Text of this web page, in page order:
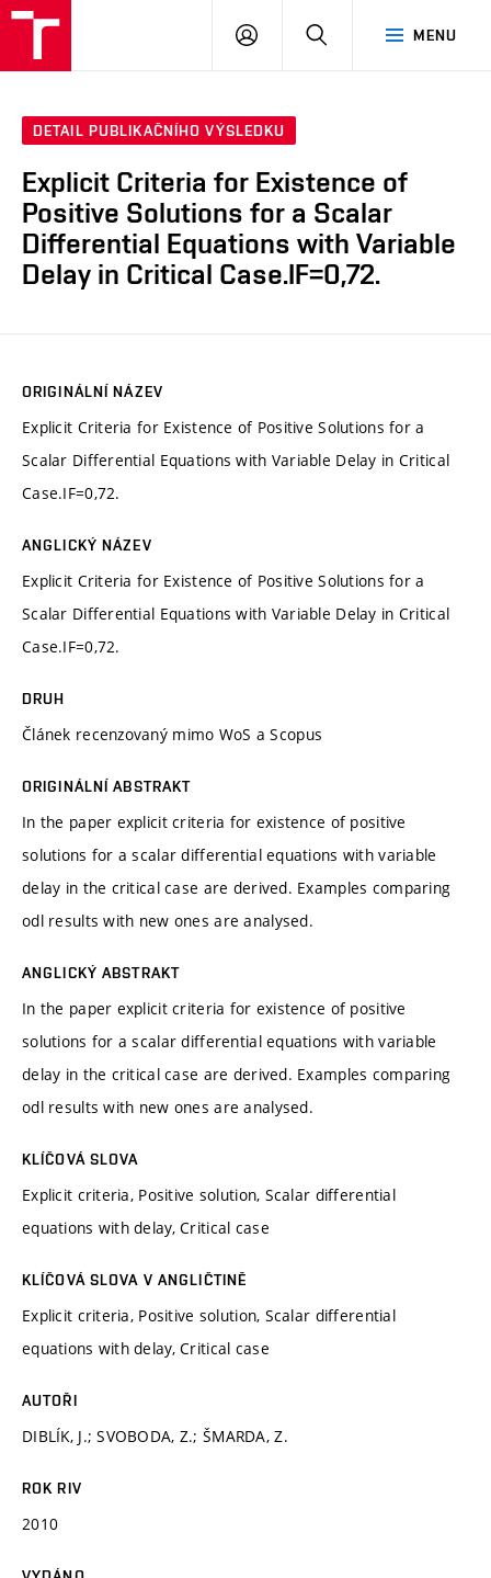
MENU
PŘIHLÁSIT
DETAIL PUBLIKAČNÍHO VÝSLEDKU
Explicit Criteria for Existence of
Positive Solutions for a Scalar
Differential Equations with Variable
Delay in Critical Case.IF=0,72.
ORIGINÁLNÍ NÁZEV
Explicit Criteria for Existence of Positive Solutions for a
Scalar Differential Equations with Variable Delay in Critical
Case.IF=0,72.
ANGLICKÝ NÁZEV
Explicit Criteria for Existence of Positive Solutions for a
Scalar Differential Equations with Variable Delay in Critical
Case.IF=0,72.
DRUH
Článek recenzovaný mimo WoS a Scopus
ORIGINÁLNÍ ABSTRAKT
In the paper explicit criteria for existence of positive
solutions for a scalar differential equations with variable
delay in the critical case are derived. Examples comparing
odl results with new ones are analysed.
ANGLICKÝ ABSTRAKT
In the paper explicit criteria for existence of positive
solutions for a scalar differential equations with variable
delay in the critical case are derived. Examples comparing
odl results with new ones are analysed.
KLÍČOVÁ SLOVA
Explicit criteria, Positive solution, Scalar differential
equations with delay, Critical case
KLÍČOVÁ SLOVA V ANGLIČTINĚ
Explicit criteria, Positive solution, Scalar differential
equations with delay, Critical case
AUTOŘI
DIBLÍK, J.; SVOBODA, Z.; ŠMARDA, Z.
ROK RIV
2010